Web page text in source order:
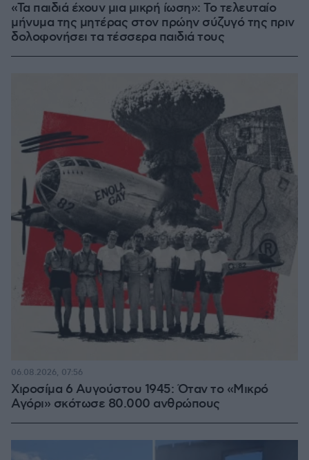
«Τα παιδιά έχουν μια μικρή ίωση»: Το τελευταίο
μήνυμα της μητέρας στον πρώην σύζυγό της πριν
δολοφονήσει τα τέσσερα παιδιά τους
Χιροσίμα 6 Αυγούστου 1945: Όταν το «Μικρό
Αγόρι» σκότωσε 80.000 ανθρώπους
06.08.2026, 07:56